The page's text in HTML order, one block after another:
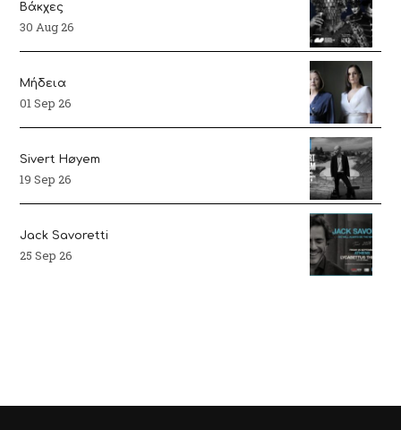
Βάκχες
30 Aug 26
Μήδεια
01 Sep 26
Sivert Høyem
19 Sep 26
Jack Savoretti
25 Sep 26